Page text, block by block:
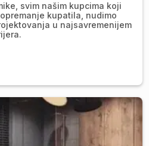
svim našim kupcima koji
kupatila, nudimo
u najsavremenijem